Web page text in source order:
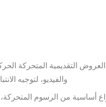
التقديمية المتحركة
والفيديو، لتوجيه
أساسية من الرسوم